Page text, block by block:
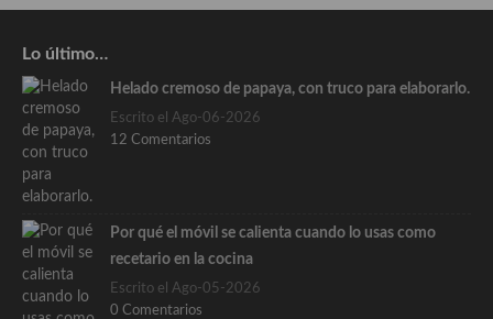
Lo último…
Helado cremoso de papaya, con truco para elaborarlo.
Escrito el Ago-06-2026
12 Comentarios
Por qué el móvil se calienta cuando lo usas como
recetario en la cocina
Escrito el Ago-05-2026
0 Comentarios